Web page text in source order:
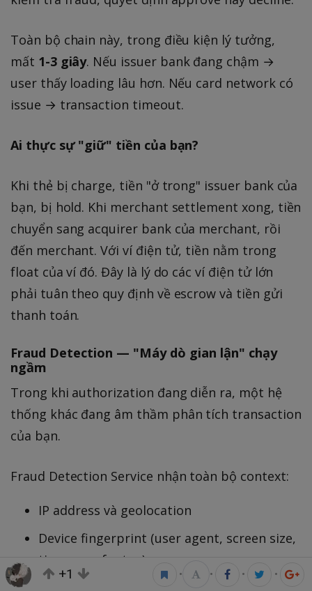
Toàn bộ chain này, trong điều kiện lý tưởng,
mất 1-3 giây. Nếu issuer bank đang chậm →
user thấy loading lâu hơn. Nếu card network có
issue → transaction timeout.
Ai thực sự "giữ" tiền của bạn?
Khi thẻ bị charge, tiền "ở trong" issuer bank của
bạn, bị hold. Khi merchant settlement xong, tiền
chuyển sang acquirer bank của merchant, rồi
đến merchant. Với ví điện tử, tiền nằm trong
float của ví đó. Đây là lý do các ví điện tử lớn
phải tuân theo quy định về escrow và tiền gửi
thanh toán.
Fraud Detection — "Máy dò gian lận" chạy
ngầm
Trong khi authorization đang diễn ra, một hệ
thống khác đang âm thầm phân tích transaction
của bạn.
Fraud Detection Service nhận toàn bộ context:
IP address và geolocation
Device fingerprint (user agent, screen size,
timezone, fonts...)
+1 • • • •